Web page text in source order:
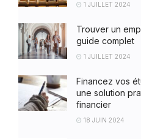
1 JUILLET 2024
Trouver un
guide complet
1 JUILLET 2024
Financez vos
une solution
financier
18 JUIN 2024